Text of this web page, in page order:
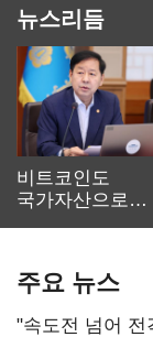
뉴스리듬
비트코인도
국가자산으로…'
주요 뉴스
"속도전 넘어